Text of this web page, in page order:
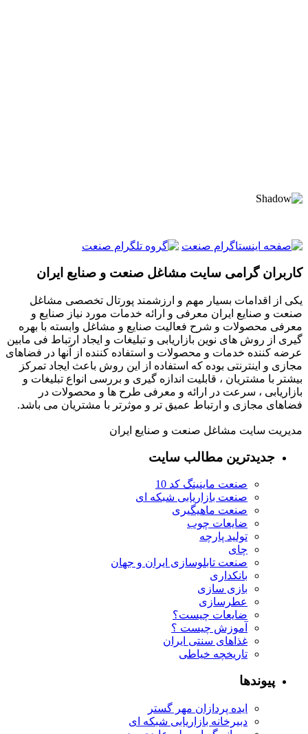
کاربران گرامی سایت مشاغل صنعت و صنایع ایران
یکی از اقدامات بسیار مهم و ارزشمند پورتال تخصصی مشاغل
صنعت و صنایع ایران معرفی و ارائه خدمات مورد نیاز صنایع و
معرفی محصولات و شرح فعالیت صنایع و مشاغل وابسته با بهره
گیری از روش های نوین بازاریابی و تبلیغات و ایجاد ارتباط فی مابین
عرضه کننده خدمات و محصولات و استفاده کننده از آنها در فضاهای
مجازی و اینترنتی بوده که استفاده از این روش باعث ایجاد تمرکز
بیشتر با مشتریان ، قابلیت اندازه گیری و بررسی انواع تبلیغات و
بازاریابی ، سرعت در ارائه و معرفی طرح ها و محصولات در
فضاهای مجازی و ارتباط عمیق تر و موثرتر با مشتریان می باشد.
مدیریت سایت مشاغل صنعت و صنایع ایران
جدیدترین مطالب سایت
صنعت ماینینگ کد 10
صنعت بازاریابی شبکه ای
صنعت ماهیگیری
ضایعات چوب
تولید پارچه
چای
صنعت تابلوسازی ایران و جهان
بانکداری
بازی سازی
عطرسازی
ضایعات چیست؟
آموزش چیست ؟
غذاهای سنتی ایران
تاریخچه خیاطی
پیوندها
ایده پردازان مهر گستر
دبیرخانه بازاریابی شبکه ای